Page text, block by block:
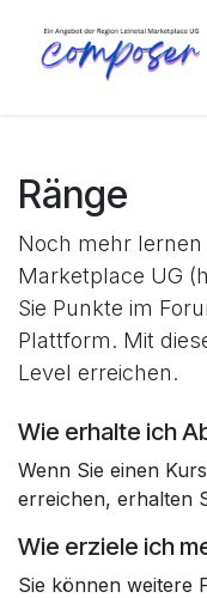
Ränge
Noch mehr lernen
Marketplace UG
Sie Punkte im
Plattform. Mit
Level erreichen.
Wie erhalte ich
Wenn Sie einen
erreichen, erhalten
Wie erziele ich
Sie können weitere